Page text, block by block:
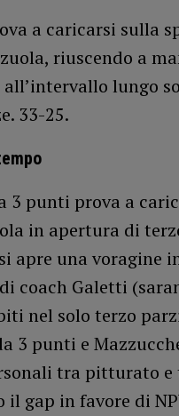
a caricarsi sulla
riuscendo a
lungo
33-25.
3 punti prova a
in apertura di
apre una voragine
coach Galetti
nel solo terzo
3 punti e
tra pitturato
il gap in favore di